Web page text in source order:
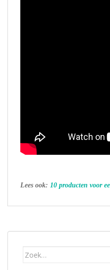
Lees ook: 10 producten voor
Zoek